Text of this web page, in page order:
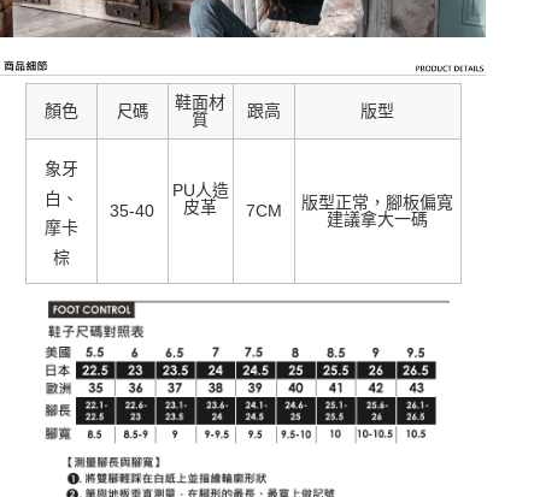
顏色 尺碼
鞋面材
質
跟高 版型
象牙
白、
摩卡
棕
35-40
PU人造
皮革
7CM
版型正常，腳板偏寬
建議拿大一碼